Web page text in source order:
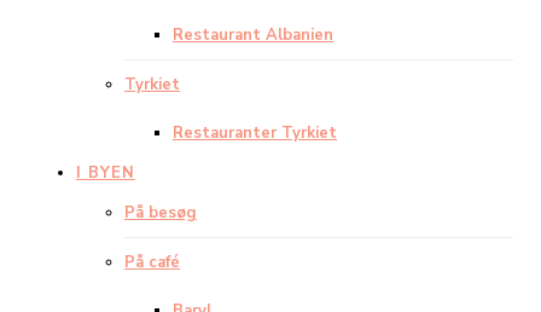
Restaurant Albanien
Tyrkiet
Restauranter Tyrkiet
I BYEN
På besøg
På café